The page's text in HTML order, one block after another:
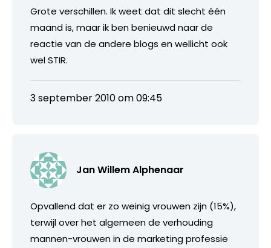
Grote verschillen. Ik weet dat dit slecht één
maand is, maar ik ben benieuwd naar de
reactie van de andere blogs en wellicht ook
wel STIR.
3 september 2010 om 09:45
Jan Willem Alphenaar
Opvallend dat er zo weinig vrouwen zijn (15%),
terwijl over het algemeen de verhouding
mannen-vrouwen in de marketing professie